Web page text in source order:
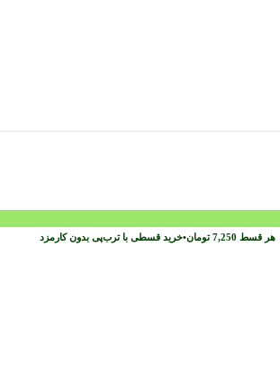
هر قسط 7,250 تومان•خرید قسطی با ترب‌پی بدون کارمزد